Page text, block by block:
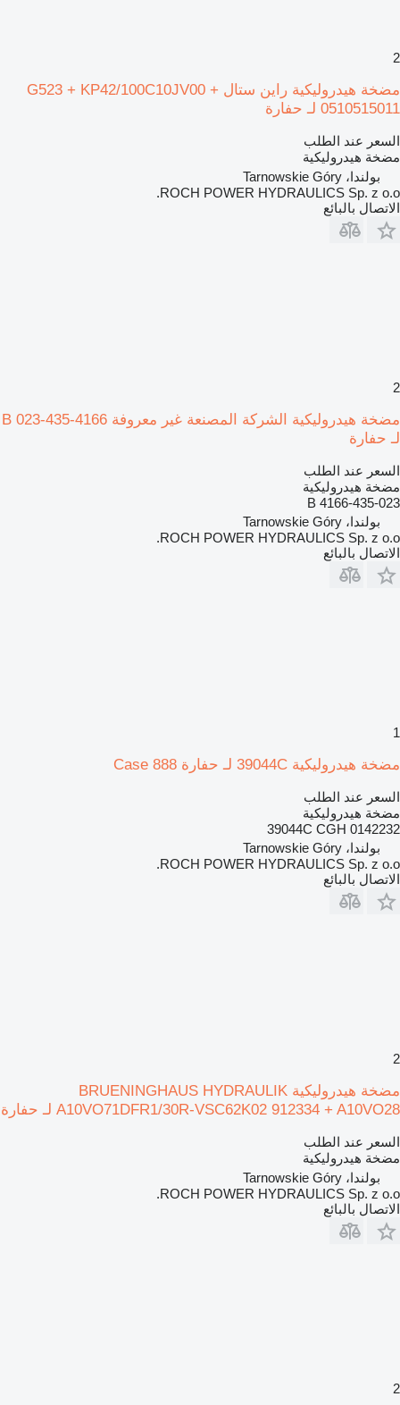
2
مضخة هيدروليكية راين ستال G523 + KP42/100C10JV00 +
0510515011 لـ حفارة
السعر عند الطلب
مضخة هيدروليكية
بولندا، Tarnowskie Góry
ROCH POWER HYDRAULICS Sp. z o.o.
الاتصال بالبائع
2
مضخة هيدروليكية الشركة المصنعة غير معروفة 4166-435-023 B
لـ حفارة
السعر عند الطلب
مضخة هيدروليكية
4166-435-023 B
بولندا، Tarnowskie Góry
ROCH POWER HYDRAULICS Sp. z o.o.
الاتصال بالبائع
1
مضخة هيدروليكية 39044C لـ حفارة Case 888
السعر عند الطلب
مضخة هيدروليكية
39044C CGH 0142232
بولندا، Tarnowskie Góry
ROCH POWER HYDRAULICS Sp. z o.o.
الاتصال بالبائع
2
مضخة هيدروليكية BRUENINGHAUS HYDRAULIK
A10VO71DFR1/30R-VSC62K02 912334 + A10VO28 لـ حفارة
السعر عند الطلب
مضخة هيدروليكية
بولندا، Tarnowskie Góry
ROCH POWER HYDRAULICS Sp. z o.o.
الاتصال بالبائع
2